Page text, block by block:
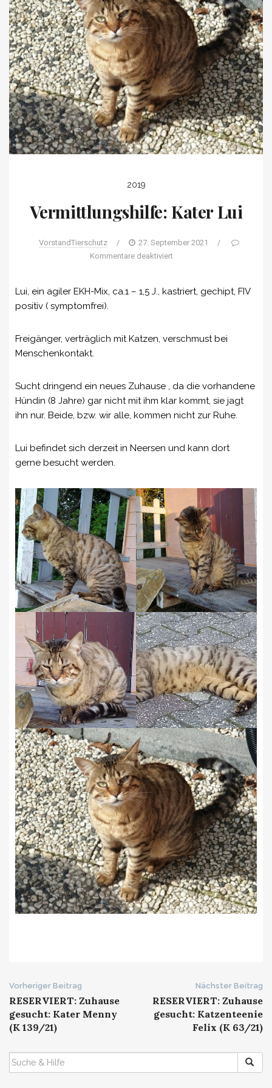
2019
Vermittlungshilfe: Kater Lui
VorstandTierschutz / 27. September 2021
/
Kommentare deaktiviert
Lui, ein agiler EKH-Mix, ca.1 – 1,5 J., kastriert, gechipt, FIV
positiv ( symptomfrei).
Freigänger, verträglich mit Katzen, verschmust bei
Menschenkontakt.
Sucht dringend ein neues Zuhause , da die vorhandene
Hündin (8 Jahre) gar nicht mit ihm klar kommt, sie jagt
ihn nur. Beide, bzw. wir alle, kommen nicht zur Ruhe.
Lui befindet sich derzeit in Neersen und kann dort
gerne besucht werden.
Beitrags-
Navigation
Vorheriger Beitrag
RESERVIERT: Zuhause
gesucht: Kater Menny
(K 139/21)
Nächster Beitrag
RESERVIERT: Zuhause
gesucht: Katzenteenie
Felix (K 63/21)
SUCHEN
NACH: